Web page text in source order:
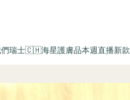
瑞士🇨🇭海星護膚品本週直播新款